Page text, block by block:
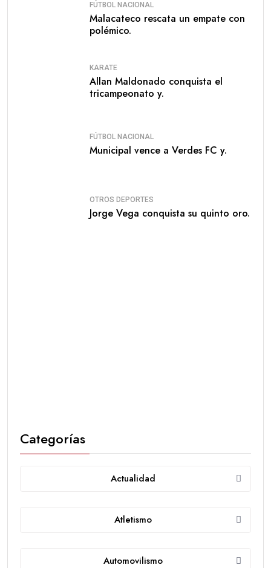
FÚTBOL NACIONAL
Malacateco rescata un empate con
polémico.
KARATE
Allan Maldonado conquista el
tricampeonato y.
FÚTBOL NACIONAL
Municipal vence a Verdes FC y.
OTROS DEPORTES
Jorge Vega conquista su quinto oro.
Categorías
Actualidad
Atletismo
Automovilismo